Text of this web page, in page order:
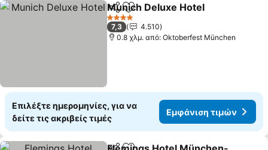
Κοινοποίηση
Προσθήκη στα αγαπημένα
Munich Deluxe Hotel
4 Αστέρια
7,3
4.510
0.8 χλμ. από: Oktoberfest München
Επιλέξτε ημερομηνίες, για να
δείτε τις ακριβείς τιμές
Εμφάνιση τιμών